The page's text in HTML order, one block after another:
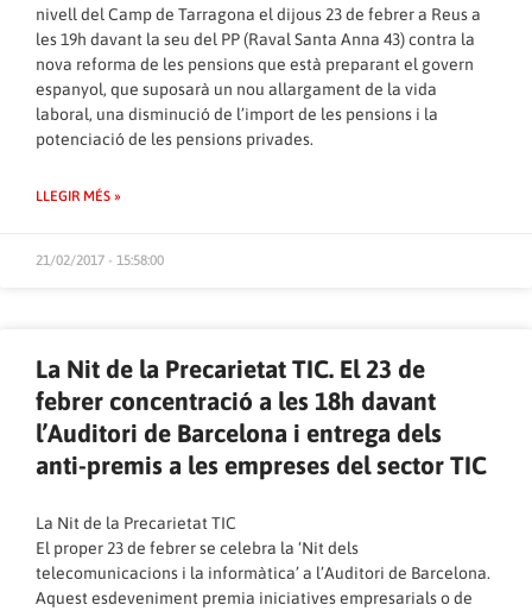
nivell del Camp de Tarragona el dijous 23 de febrer a Reus a
les 19h davant la seu del PP (Raval Santa Anna 43) contra la
nova reforma de les pensions que està preparant el govern
espanyol, que suposarà un nou allargament de la vida
laboral, una disminució de l’import de les pensions i la
potenciació de les pensions privades.
LLEGIR MÉS »
21/02/2017 - 15:58:00
La Nit de la Precarietat TIC. El 23 de
febrer concentració a les 18h davant
l’Auditori de Barcelona i entrega dels
anti-premis a les empreses del sector TIC
La Nit de la Precarietat TIC
El proper 23 de febrer se celebra la ‘Nit dels
telecomunicacions i la informàtica’ a l’Auditori de Barcelona.
Aquest esdeveniment premia iniciatives empresarials o de